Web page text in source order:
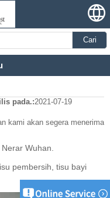
Cari
pada.:2021-07-19
kami akan segera menerima
Wuhan.
pembersih, tisu bayi